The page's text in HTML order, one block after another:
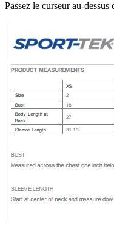
Passez le curseur au-